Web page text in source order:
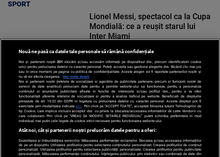
SPORT
SPORT
Lionel Messi, spectacol ca la Cupa
Mondială: ce a reușit starul lui
Inter Miami
Nouă ne pasă ca datele tale personale să rămână confidențiale
Noi și partenerii noștri 201 stocăm și/sau accesăm informații pe dispozitivul dvs., precum identificatorii cookie
unici pentru prelucrarea datelor cu caracter personal. Puteți accepta sau gestiona alegerile dvs. făcând clic mai jos
sau în orice moment, pe pagina cu politica de confidențialitate. Aceste alegeri vor fi raportate partenerilor noștri și
nu vă vor afecta navigarea.
Mai multe detalii
Noi si partenerii nostri (retelele de socializare si agentiile de publicitate partenere, precum si furnizorii nostri de
servicii de date analitice) prelucram date pentru a permite website-ului sa functioneze, pentru a personaliza
continutul si anunturile publicitare afisate in functie de interesele si/sau profilul dvs., pentru a va oferi
functionalitati aferente retelelor de socializare si pentru a analiza traficul pe website. Beneficiati de drepturile
prevazute de art. 15-22 din GDPR in legatura cu prelucrarea datelor cu caracter personal. Aceste drepturi pot fi
exercitate prin modalitatea indicataaici . Prin click pe “ACCEPT TOATE”, acceptati folosirea tuturor Tehnologiilor de
tip Cookie, care implica inclusiv acceptul dvs. cu privire la stocarea/accesarea informatiilor de catre Vendor-ii cu
care colaboram. Prin click pe “VREAU SA MODIFIC SETARILE INDIVIDUAL” puteti schimba preferintele in mod
individual, mai putin cele legate de cookie strict necesare pentru functionarea website-ului.
Atât noi, cât și partenerii noștri prelucrăm datele pentru a oferi:
Dezvoltarea și îmbunătățirea serviciilor. Măsurarea performanței reclamelor. Stocarea și/sau accesarea informațiilor
de pe un dispozitiv. Utilizarea profilurilor pentru selectarea conținutului personalizat. Crearea profilurilor de conținut
personalizat. Utilizarea profilurilor pentru selectarea publicității personalizate. Crearea profilurilor pentru publicitate
personalizată. Măsurarea performanței conținutului. Înțelegerea publicului prin statistici sau combinații de date din